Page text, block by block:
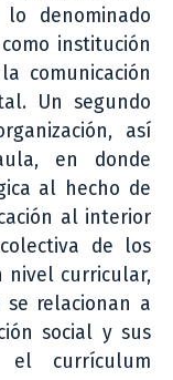
denominado
institución
comunicación
Un segundo
así
en donde
al hecho de
al interior
de los
nivel curricular,
se relacionan a
social y sus
el currículum